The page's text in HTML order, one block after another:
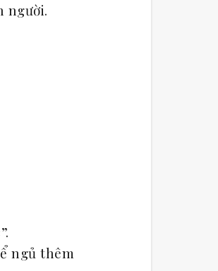
người.
ngủ thêm